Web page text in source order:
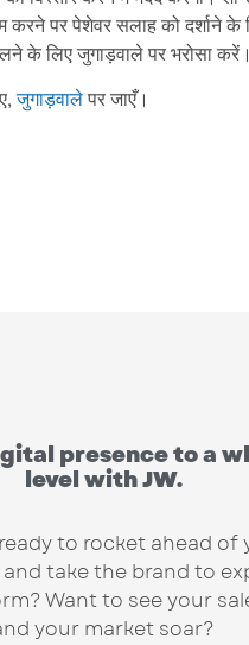
पर पेशेवर सलाह को दर्शाने के
के लिए जुगाड़वाले पर भरोसा करें।
जुगाड़वालेपर जाएँ।
presence to a
level with JW.
to rocket ahead of
take the brand to
Want to see your
your market soar?